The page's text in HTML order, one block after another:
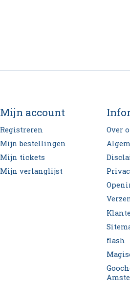
Mijn account
Registreren
Mijn bestellingen
Mijn tickets
Mijn verlanglijst
Over
flash